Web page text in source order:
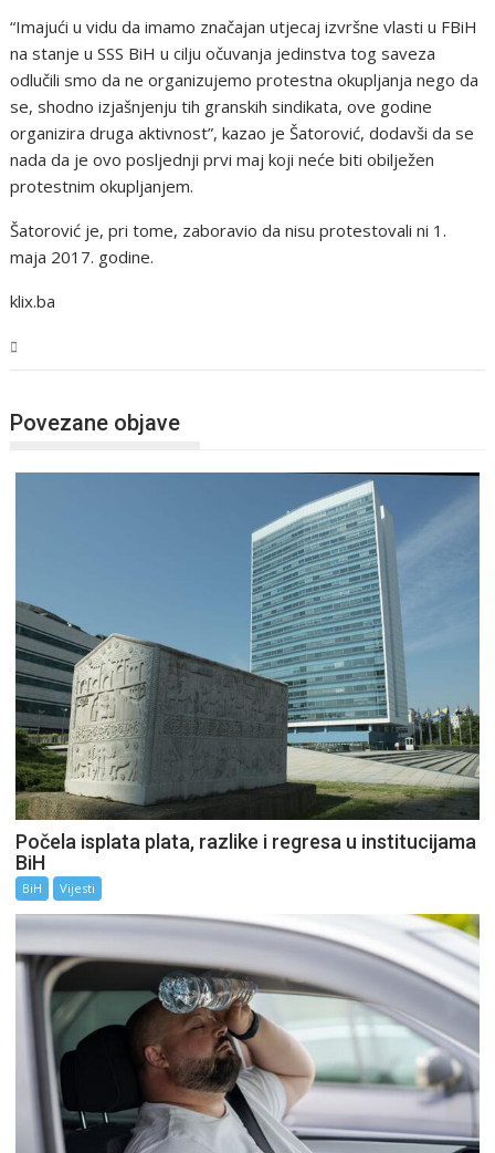
“Imajući u vidu da imamo značajan utjecaj izvršne vlasti u FBiH
na stanje u SSS BiH u cilju očuvanja jedinstva tog saveza
odlučili smo da ne organizujemo protestna okupljanja nego da
se, shodno izjašnjenju tih granskih sindikata, ove godine
organizira druga aktivnost”, kazao je Šatorović, dodavši da se
nada da je ovo posljednji prvi maj koji neće biti obilježen
protestnim okupljanjem.
Šatorović je, pri tome, zaboravio da nisu protestovali ni 1.
maja 2017. godine.
klix.ba
Povezane objave
Počela isplata plata, razlike i regresa u institucijama
BiH
BiH Vijesti